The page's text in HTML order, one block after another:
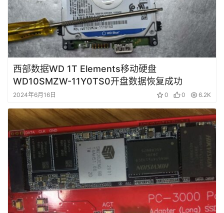
复
成
功
案
例
技
术
设
备
登录
西部数据WD 1T Elements移动硬盘
WD10SMZW-11Y0TS0开盘数据恢复成功
2024年6月16日 0 0 6.2K